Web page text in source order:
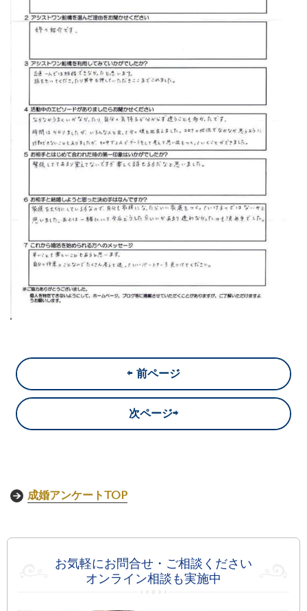
⇦ 前ページ
次ページ⇨
成婚アンケートTOP
お気軽にお問合せ・ご相談ください
オンライン相談も実施中